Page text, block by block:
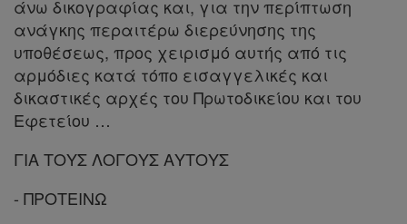
άνω δικογραφίας και, για την περίπτωση
ανάγκης περαιτέρω διερεύνησης της
υποθέσεως, προς χειρισμό αυτής από τις
αρμόδιες κατά τόπο εισαγγελικές και
δικαστικές αρχές του Πρωτοδικείου και του
Εφετείου …
ΓΙΑ ΤΟΥΣ ΛΟΓΟΥΣ ΑΥΤΟΥΣ
- ΠΡΟΤΕΙΝΩ